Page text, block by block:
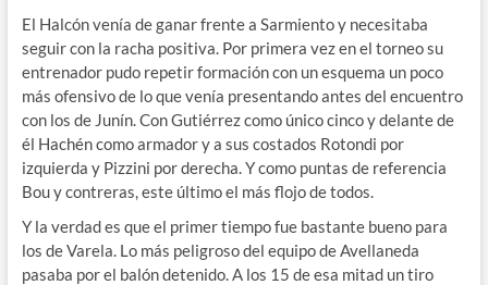
El Halcón venía de ganar frente a Sarmiento y necesitaba
seguir con la racha positiva. Por primera vez en el torneo su
entrenador pudo repetir formación con un esquema un poco
más ofensivo de lo que venía presentando antes del encuentro
con los de Junín. Con Gutiérrez como único cinco y delante de
él Hachén como armador y a sus costados Rotondi por
izquierda y Pizzini por derecha. Y como puntas de referencia
Bou y contreras, este último el más flojo de todos.
Y la verdad es que el primer tiempo fue bastante bueno para
los de Varela. Lo más peligroso del equipo de Avellaneda
pasaba por el balón detenido. A los 15 de esa mitad un tiro